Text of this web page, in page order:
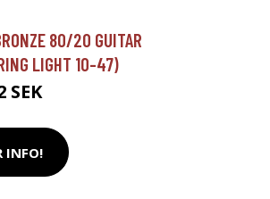
80/20 GUITAR
LIGHT 10-47)
SEK
INFO!